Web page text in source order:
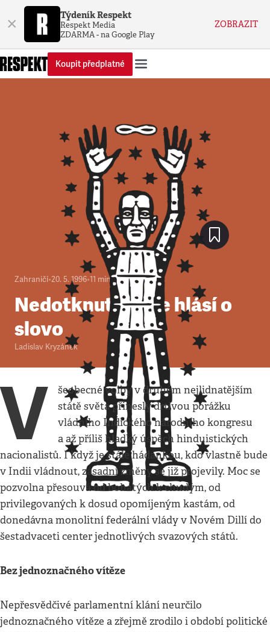
× Týdeník Respekt
Respekt Media
ZDARMA - na Google Play
ZOBRAZIT
Koupit předplatné
Zahraničí•20. 5. 1996•11 minut
Nedotknutelní se hlásí o
slovo
Ladislav Kryzánek
V
šeobecné volby v druhém nejlidnatějším
státě světa přinesly drtivou porážku
vládního Indického národního kongresu
a až příliš hladký úspěch hinduistických
nacionalistů. I když je stále hádankou, kdo vlastně bude
v Indii vládnout, zásadní změny se již projevily. Moc se
pozvolna přesouvá od bohatých k chudým, od
privilegovaných k dosud opomíjeným kastám, od
donedávna monolitní federální vlády v Novém Dillí do
šestadvaceti center jednotlivých svazových států.
Bez jednoznačného vítěze
Nepřesvědčivé parlamentní klání neurčilo
jednoznačného vítěze a zřejmě zrodilo i období politické